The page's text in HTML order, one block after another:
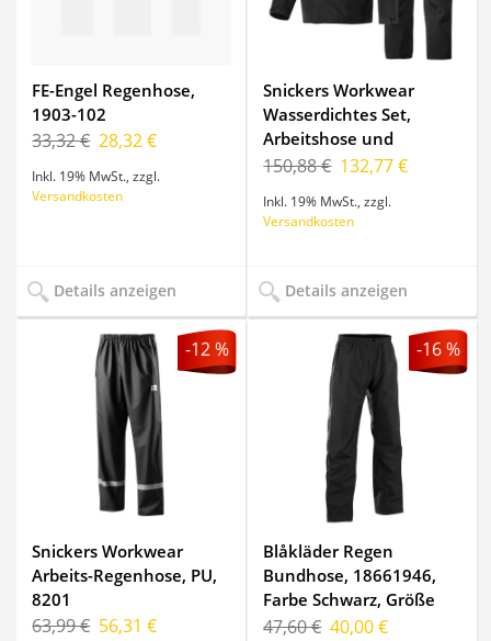
FE-Engel Regenhose,
1903-102
33,32 € 28,32 €
Inkl. 19% MwSt. ,zzgl.
Versandkosten
Details anzeigen
Snickers Workwear
Wasserdichtes Set,
Arbeitshose und
Arbeitsjacke, 8378
150,88 € 132,77 €
Inkl. 19% MwSt.,zzgl.
Versandkosten
Details anzeigen
-12 %
Snickers Workwear
Arbeits-Regenhose, PU,
8201
63,99 € 56,31 €
-16 %
Blåkläder Regen
Bundhose, 18661946,
Farbe Schwarz, Größe
4XL
47,60 € 40,00 €